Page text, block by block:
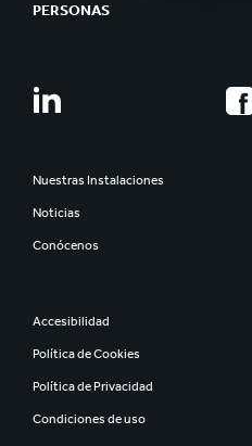
PERSONAS
Nuestras Instalaciones
Noticias
Conócenos
Accesibilidad
Política de Cookies
Política de Privacidad
Condiciones de uso